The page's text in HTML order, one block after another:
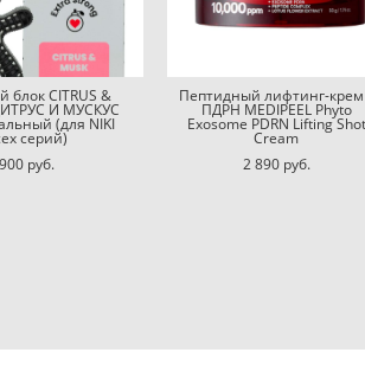
блок CITRUS &
И МУСКУС
(для NIKI
серий)
900 pуб.
Пептидный лифтинг-крем
ПДРН MEDIPEEL Phyto
Exosome PDRN Lifting Shot
Cream
2 890 pуб.